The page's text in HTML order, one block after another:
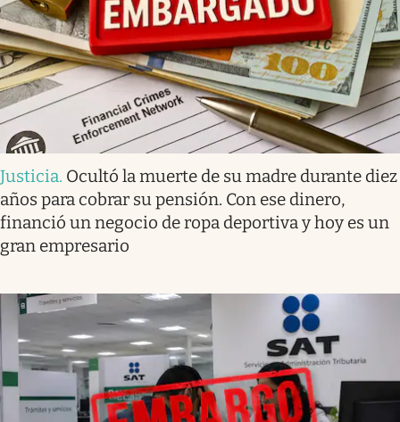
Justicia. Ocultó la muerte de su madre durante diez
años para cobrar su pensión. Con ese dinero,
financió un negocio de ropa deportiva y hoy es un
gran empresario